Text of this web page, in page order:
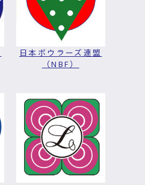
日本ボウラーズ連盟
（NBF）